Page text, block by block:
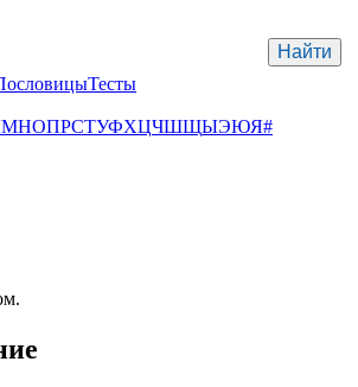
Тесты
МНОПРСТУФХЦЧШЩЫЭЮЯ#